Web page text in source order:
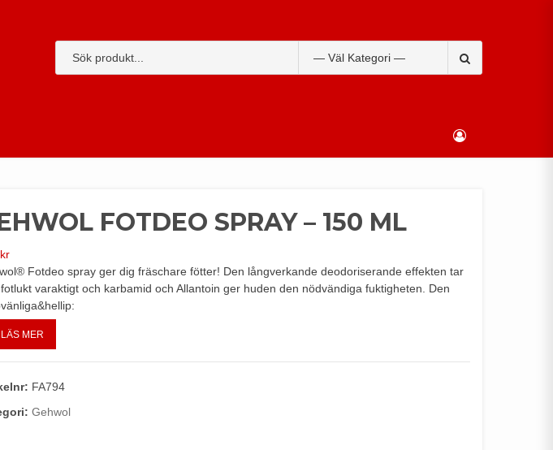
for:
FOTDEO SPRAY – 150 ML
kr
Fotdeo spray ger dig fräschare fötter! Den långverkande deodoriserande effekten tar
varaktigt och karbamid och Allantoin ger huden den nödvändiga fuktigheten. Den
LÄS MER
FA794
Gehwol